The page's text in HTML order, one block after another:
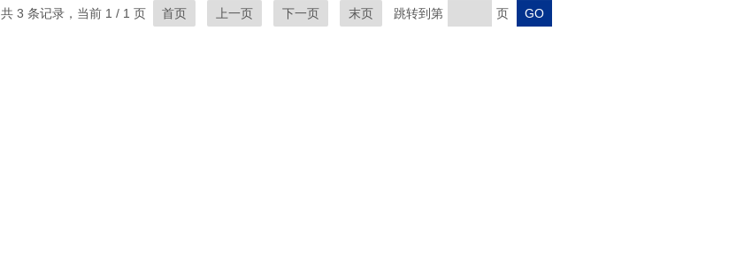
共 3 条记录，当前 1 / 1 页 首页 上一页 下一页 末页 跳转到第 页